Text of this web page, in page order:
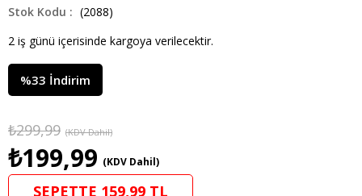
(2088)
2 iş günü içerisinde kargoya verilecektir.
%33 İndirim
₺299,99 (KDV Dahil)
₺199,99 (KDV Dahil)
SEPETTE 159,99 TL